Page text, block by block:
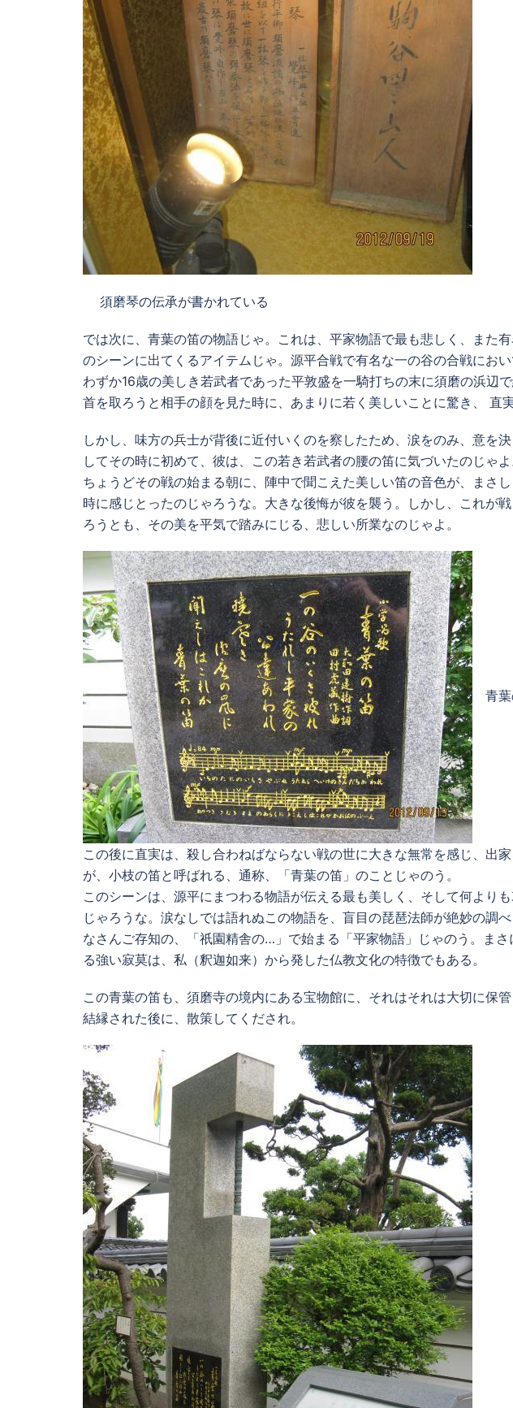
須磨琴の伝承が書かれている
では次に、青葉の笛の物語じゃ。これは、平家物語で最も悲しく、また
のシーンに出てくるアイテムじゃ。源平合戦で有名な一の谷の合戦にお
わずか16歳の美しき若武者であった平敦盛を一騎打ちの末に須磨の浜辺
首を取ろうと相手の顔を見た時に、あまりに若く美しいことに驚き、 直
しかし、味方の兵士が背後に近付いくのを察したため、涙をのみ、意を
してその時に初めて、彼は、この若き若武者の腰の笛に気づいたのじゃよ
ちょうどその戦の始まる朝に、陣中で聞こえた美しい笛の音色が、まさ
時に感じとったのじゃろうな。大きな後悔が彼を襲う。しかし、これが
ろうとも、その美を平気で踏みにじる、悲しい所業なのじゃよ。
青葉
この後に直実は、殺し合わねばならない戦の世に大きな無常を感じ、出
が、小枝の笛と呼ばれる、通称、「青葉の笛」のことじゃのう。
このシーンは、源平にまつわる物語が伝える最も美しく、そして何より
じゃろうな。涙なしでは語れぬこの物語を、盲目の琵琶法師が絶妙の調
なさんご存知の、「祇園精舎の…」で始まる「平家物語」じゃのう。ま
る強い寂莫は、私（釈迦如来）から発した仏教文化の特徴でもある。
この青葉の笛も、須磨寺の境内にある宝物館に、それはそれは大切に保
結縁された後に、散策してくだされ。